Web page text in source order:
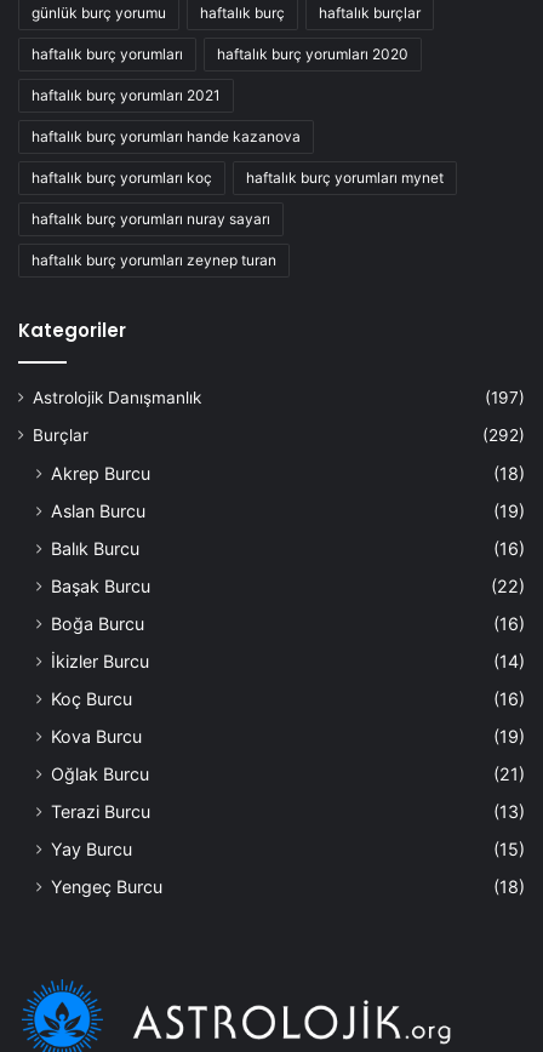
günlük burç yorumu haftalık burç haftalık burçlar
haftalık burç yorumları haftalık burç yorumları 2020
haftalık burç yorumları 2021
haftalık burç yorumları hande kazanova
haftalık burç yorumları koç haftalık burç yorumları mynet
haftalık burç yorumları nuray sayarı
haftalık burç yorumları zeynep turan
Kategoriler
Astrolojik Danışmanlık
(197)
Burçlar
(292)
Akrep Burcu
(18)
Aslan Burcu
(19)
Balık Burcu
(16)
Başak Burcu
(22)
Boğa Burcu
(16)
İkizler Burcu
(14)
Koç Burcu
(16)
Kova Burcu
(19)
Oğlak Burcu
(21)
Terazi Burcu
(13)
Yay Burcu
(15)
Yengeç Burcu
(18)